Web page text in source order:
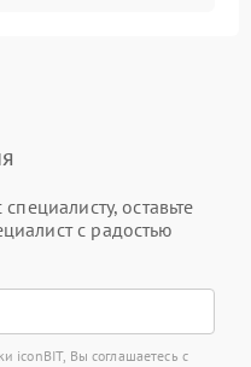
оставьте
с радостью
iconBIT, Вы соглашаетесь с